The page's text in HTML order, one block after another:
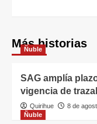
Más historias
Ñuble
SAG amplía
vigencia de
Quirihue 8 de
Ñuble